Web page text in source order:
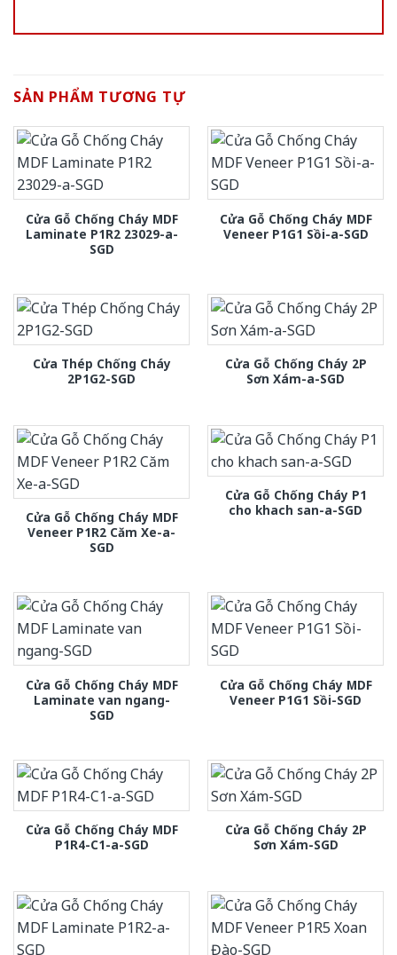
SẢN PHẨM TƯƠNG TỰ
Cửa Gỗ Chống Cháy MDF
Laminate P1R2 23029-a-
SGD
Cửa Gỗ Chống Cháy MDF
Veneer P1G1 Sồi-a-SGD
Cửa Thép Chống Cháy
2P1G2-SGD
Cửa Gỗ Chống Cháy 2P
Sơn Xám-a-SGD
Cửa Gỗ Chống Cháy MDF
Veneer P1R2 Căm Xe-a-
SGD
Cửa Gỗ Chống Cháy P1
cho khach san-a-SGD
Cửa Gỗ Chống Cháy MDF
Laminate van ngang-
SGD
Cửa Gỗ Chống Cháy MDF
Veneer P1G1 Sồi-SGD
Cửa Gỗ Chống Cháy MDF
P1R4-C1-a-SGD
Cửa Gỗ Chống Cháy 2P
Sơn Xám-SGD